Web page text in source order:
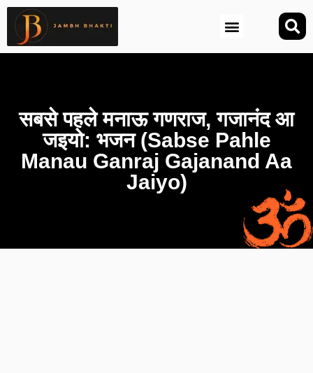
सबसे पहले मनाऊ गणराज, गजानंद आ
जइयो: भजन (Sabse Pahle
Manau Ganraj Gajanand Aa
Jaiyo)